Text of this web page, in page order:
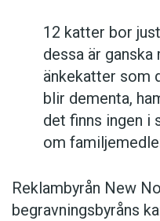
12 katter bor
dessa är ganska
änkekatter som
blir dementa,
det finns ingen i
om
Reklambyrån New
begravningsbyråns